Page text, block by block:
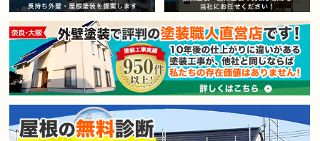
賃貸マンション・アパートオー